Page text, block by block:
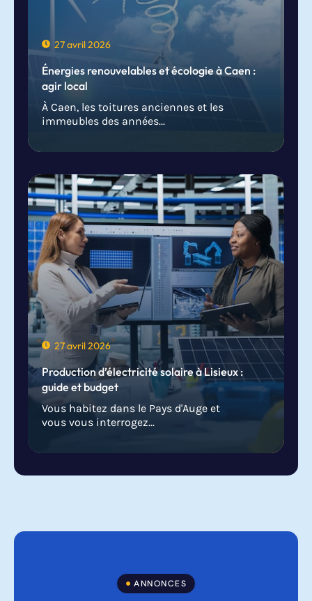
27 avril 2026
Énergies renouvelables et écologie à Caen :
agir local
À Caen, les toitures anciennes et les
immeubles des années...
27 avril 2026
Production d’électricité solaire à Lisieux :
guide et budget
Vous habitez dans le Pays d'Auge et
vous vous interrogez...
ANNONCES